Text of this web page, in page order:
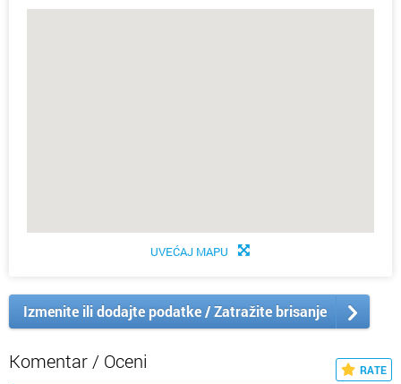
UVEĆAJ MAPU
Izmenite ili dodajte podatke / Zatražite brisanje
Komentar / Oceni RATE